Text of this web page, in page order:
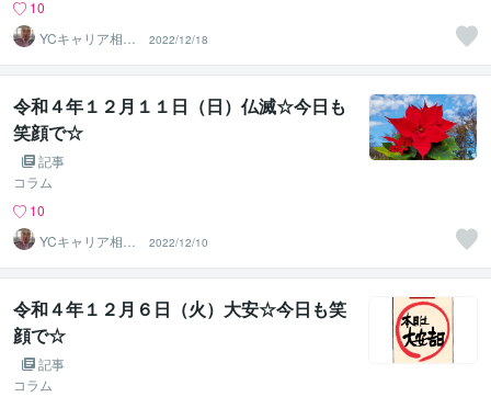
10
YCキャリア相談
2022/12/18
令和４年１２月１１日（日）仏滅☆今日も
笑顔で☆
記事
コラム
10
YCキャリア相談
2022/12/10
令和４年１２月６日（火）大安☆今日も笑
顔で☆
記事
コラム